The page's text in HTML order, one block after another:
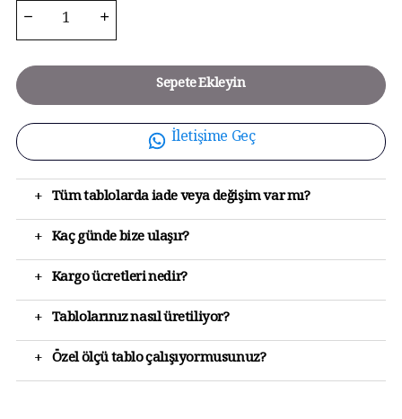
Sepete Ekleyin
İletişime Geç
+ Tüm tablolarda iade veya değişim var mı?
+ Kaç günde bize ulaşır?
+ Kargo ücretleri nedir?
+ Tablolarınız nasıl üretiliyor?
+ Özel ölçü tablo çalışıyormusunuz?